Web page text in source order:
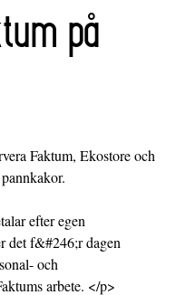
på
Faktum, Ekostore och
efter egen
f&#246;r dagen
och
arbete. </p>